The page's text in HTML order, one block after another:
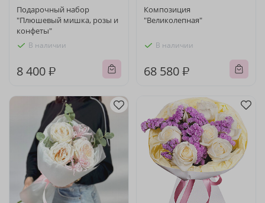
Подарочный набор
"Плюшевый мишка, розы и
конфеты"
В наличии
8 400 ₽
Композиция
"Великолепная"
В наличии
68 580 ₽